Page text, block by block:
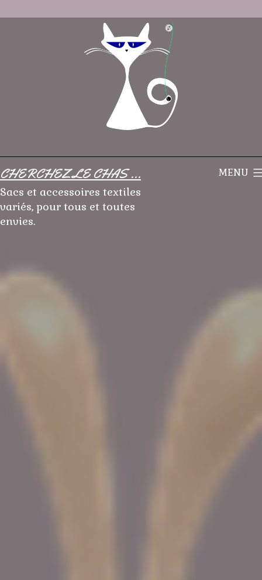
CHERCHEZ LE CHAS ...
Sacs et accessoires textiles
variés, pour tous et toutes
envies.
MENU